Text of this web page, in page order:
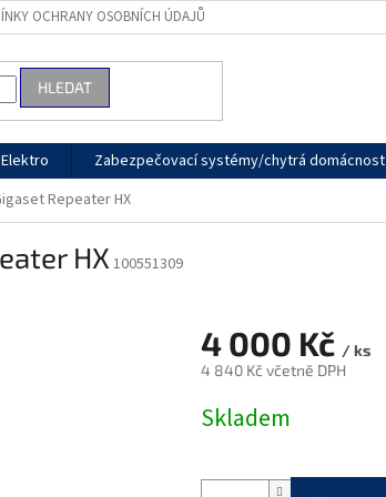
OCHRANY OSOBNÍCH ÚDAJŮ
HLEDAT
Elektro Zabezpečovací systémy/chytrá domácnost
Repeater HX
HX 100551309
4 000 Kč / ks
4 840 Kč včetně DPH
cena:
Skladem